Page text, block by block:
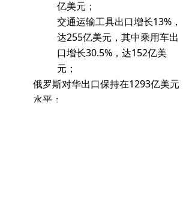
亿美元；
交通运输工具出口增长13%，
达255亿美元，其中乘用车出
口增长30.5%，达152亿美
元；
俄罗斯对华出口保持在1293亿美元
水平；